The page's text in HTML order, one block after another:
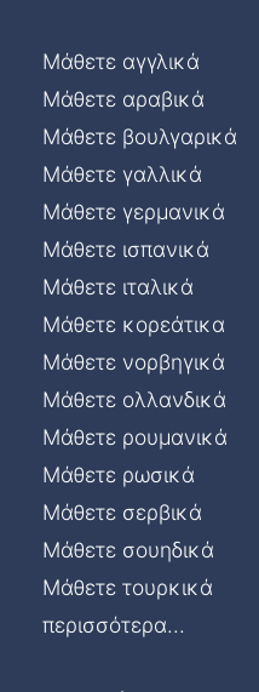
Μάθετε αγγλικά
Μάθετε αραβικά
Μάθετε βουλγαρικά
Μάθετε γαλλικά
Μάθετε γερμανικά
Μάθετε ισπανικά
Μάθετε ιταλικά
Μάθετε κορεάτικα
Μάθετε νορβηγικά
Μάθετε ολλανδικά
Μάθετε ρουμανικά
Μάθετε ρωσικά
Μάθετε σερβικά
Μάθετε σουηδικά
Μάθετε τουρκικά
περισσότερα...